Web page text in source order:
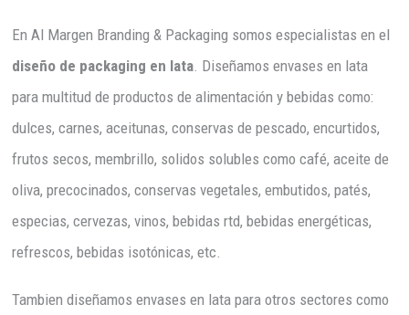
En Al Margen Branding & Packaging somos especialistas en el
diseño de packaging en lata . Diseñamos envases en lata
para multitud de productos de alimentación y bebidas como:
dulces, carnes, aceitunas, conservas de pescado, encurtidos,
frutos secos, membrillo, solidos solubles como café, aceite de
oliva, precocinados, conservas vegetales, embutidos, patés,
especias, cervezas, vinos, bebidas rtd, bebidas energéticas,
refrescos, bebidas isotónicas, etc.
Tambien diseñamos envases en lata para otros sectores como